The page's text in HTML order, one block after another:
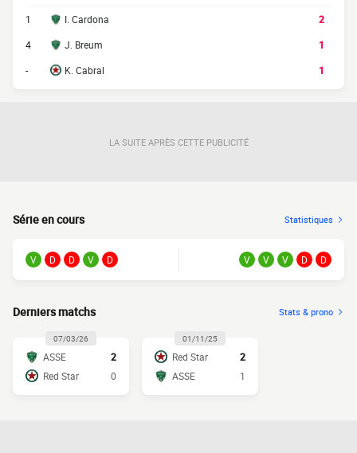
1 I. Cardona
2
4
J. Breum
1
-
K. Cabral 1
LA SUITE APRÈS CETTE PUBLICITÉ
Série en cours Statistiques
V D D V D V V V D D
Derniers matchs Stats & prono
07/03/26
ASSE
2
Red Star
0
01/11/25
Red Star
2
ASSE
1